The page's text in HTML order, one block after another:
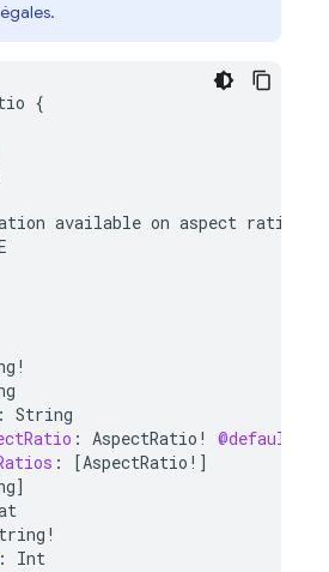
{
available on aspect ratio
!
: String
: AspectRatio ! @default
: [AspectRatio !]
]
!
:
Int